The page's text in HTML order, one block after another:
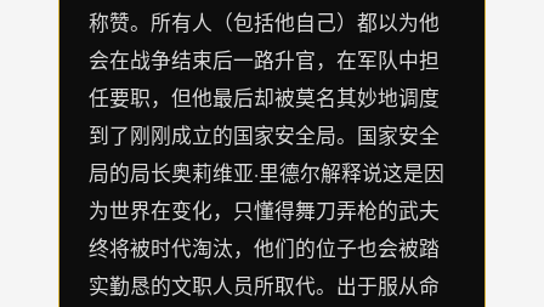
称赞。所有人（包括他自己）都以为他
会在战争结束后一路升官，在军队中担
任要职，但他最后却被莫名其妙地调度
到了刚刚成立的国家安全局。国家安全
局的局长奥莉维亚·里德尔解释说这是因
为世界在变化，只懂得舞刀弄枪的武夫
终将被时代淘汰，他们的位子也会被踏
实勤恳的文职人员所取代。出于服从命